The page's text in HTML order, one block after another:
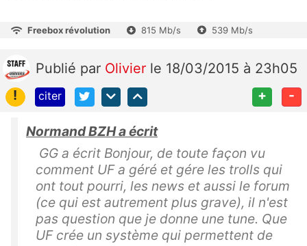
Freebox révolution 815 Mb/s 539 Mb/s
Publié par Olivier le 18/03/2015 à 23h05
!
citer + -
Normand BZH a écrit
GG a écrit Bonjour, de toute façon vu
comment UF a géré et gére les trolls qui
ont tout pourri, les news et aussi le forum
(ce qui est autrement plus grave), il n'est
pas question que je donne une tune. Que
UF crée un système qui permettent de